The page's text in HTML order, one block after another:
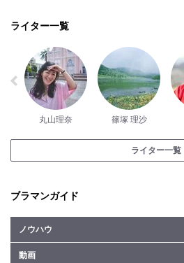
ライター一覧
丸山理奈 篠塚 理沙
ライター一覧
ブラマンガイド
ノウハウ
動画